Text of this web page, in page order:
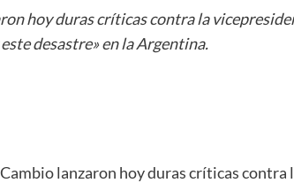
hoy duras críticas contra la
desastre» en la Argentina.
lanzaron hoy duras críticas